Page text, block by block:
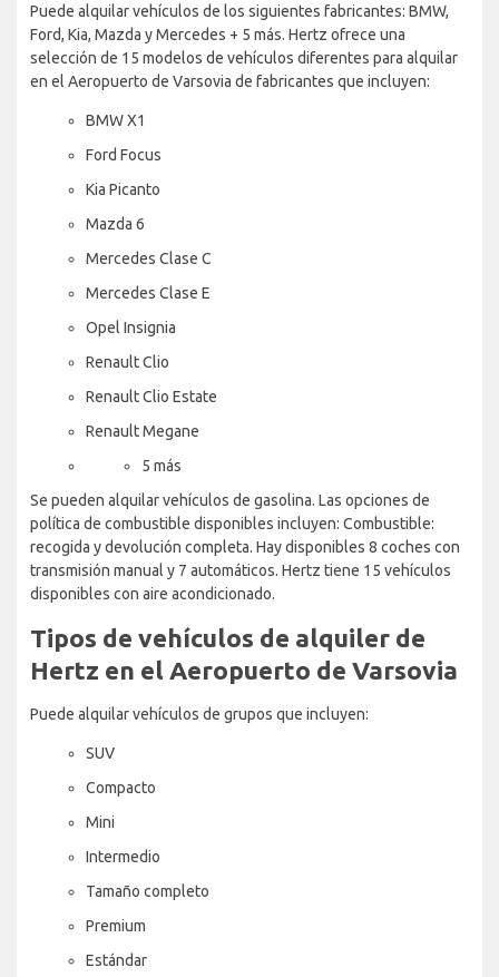
Puede alquilar vehículos de los siguientes fabricantes: BMW,
Ford, Kia, Mazda y Mercedes + 5 más. Hertz ofrece una
selección de 15 modelos de vehículos diferentes para alquilar
en el Aeropuerto de Varsovia de fabricantes que incluyen:
BMW X1
Ford Focus
Kia Picanto
Mazda 6
Mercedes Clase C
Mercedes Clase E
Opel Insignia
Renault Clio
Renault Clio Estate
Renault Megane
5 más
Se pueden alquilar vehículos de gasolina. Las opciones de
política de combustible disponibles incluyen: Combustible:
recogida y devolución completa. Hay disponibles 8 coches con
transmisión manual y 7 automáticos. Hertz tiene 15 vehículos
disponibles con aire acondicionado.
Tipos de vehículos de alquiler de
Hertz en el Aeropuerto de Varsovia
Puede alquilar vehículos de grupos que incluyen:
SUV
Compacto
Mini
Intermedio
Tamaño completo
Premium
Estándar